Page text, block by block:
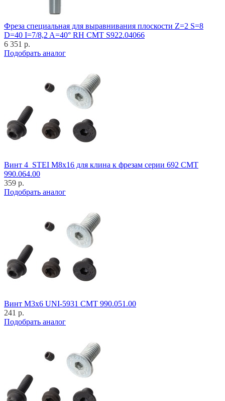
Фреза специальная для выравнивания плоскости Z=2 S=8
D=40 I=7/8,2 A=40° RH CMT S922.04066
6 351 р.
Подобрать аналог
Винт 4_STEI M8x16 для клина к фрезам серии 692 CMT
990.064.00
359 р.
Подобрать аналог
Винт M3x6 UNI-5931 CMT 990.051.00
241 р.
Подобрать аналог